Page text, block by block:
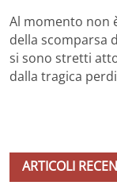
Al momento non
della scomparsa
si sono stretti
dalla tragica
ARTICOLI